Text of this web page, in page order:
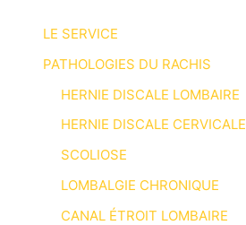
LE SERVICE
PATHOLOGIES DU RACHIS
HERNIE DISCALE LOMBAIRE
HERNIE DISCALE CERVICALE
SCOLIOSE
LOMBALGIE CHRONIQUE
CANAL ÉTROIT LOMBAIRE